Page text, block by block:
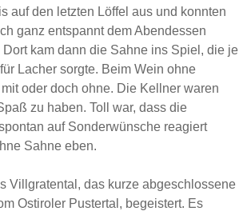
auf den letzten Löffel aus und konnten
ganz entspannt dem Abendessen
kam dann die Sahne ins Spiel, die je
Lacher sorgte. Beim Wein ohne
oder doch ohne. Die Kellner waren
zu haben. Toll war, dass die
auf Sonderwünsche reagiert
Sahne eben.
Villgratental, das kurze abgeschlossene
Ostiroler Pustertal, begeistert. Es